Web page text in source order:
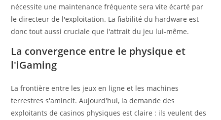
nécessite une maintenance fréquente sera vite écarté par
le directeur de l'exploitation. La fiabilité du hardware est
donc tout aussi cruciale que l'attrait du jeu lui-même.
La convergence entre le physique et
l'iGaming
La frontière entre les jeux en ligne et les machines
terrestres s'amincit. Aujourd'hui, la demande des
exploitants de casinos physiques est claire : ils veulent des